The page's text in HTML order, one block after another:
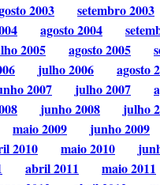
2003 setembro 2003
agosto 2004
2005 agosto 2005
julho 2006 agosto
2007 julho 2007
junho 2008 julho
maio 2009 junho 2009
2010 maio 2010
abril 2011 maio 2011